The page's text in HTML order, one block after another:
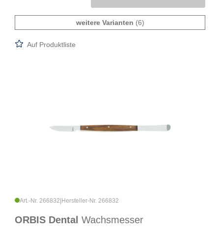
weitere Varianten (6)
Auf Produktliste
Art.-Nr. 266832 Hersteller-Nr. 266832
ORBIS Dental Wachsmesser